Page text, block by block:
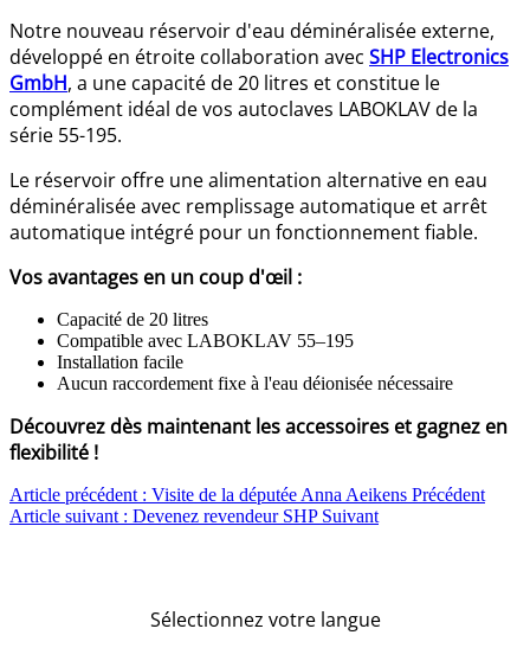
Notre nouveau réservoir d'eau déminéralisée externe,
développé en étroite collaboration avec SHP Electronics
GmbH, a une capacité de 20 litres et constitue le
complément idéal de vos autoclaves LABOKLAV de la
série 55-195.
Le réservoir offre une alimentation alternative en eau
déminéralisée avec remplissage automatique et arrêt
automatique intégré pour un fonctionnement fiable.
Vos avantages en un coup d'œil :
Capacité de 20 litres
Compatible avec LABOKLAV 55–195
Installation facile
Aucun raccordement fixe à l'eau déionisée nécessaire
Découvrez dès maintenant les accessoires et gagnez en
flexibilité !
Article précédent : Visite de la députée Anna Aeikens Précédent
Article suivant : Devenez revendeur SHP Suivant
Sélectionnez votre langue